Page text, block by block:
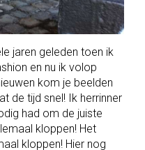
jaren geleden toen ik
en nu ik volop
kom je beelden
de tijd snel! Ik herrinner
had om de juiste
kloppen! Het
kloppen! Hier nog